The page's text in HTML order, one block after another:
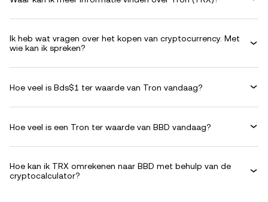
Ik heb wat vragen over het kopen van cryptocurrency. Met
wie kan ik spreken?
Hoe veel is Bds$1 ter waarde van Tron vandaag?
Hoe veel is een Tron ter waarde van BBD vandaag?
Hoe kan ik TRX omrekenen naar BBD met behulp van de
cryptocalculator?